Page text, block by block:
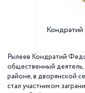
Рылеев Кондратий
общественный деятель,
районе, в дворянской
стал участником